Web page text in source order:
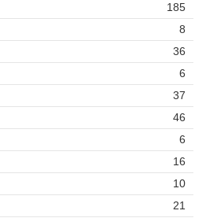
185
8
36
6
37
46
6
16
10
21